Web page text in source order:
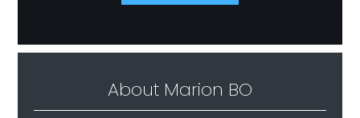
About Marion BO